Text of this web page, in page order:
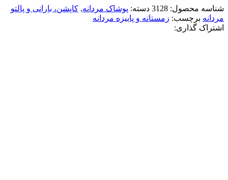
شناسه محصول: 3128 دسته: پوشاک مردانه, کاپشن، بارانی و پالتو
مردانه برچسب: زمستانه و پاییزه مردانه
اشتراک گذاری: